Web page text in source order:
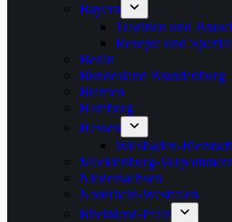
Bayern
Tradition und
Rezepte und
Berlin
Bundesland Brandenburg
Bremen
Hamburg
Hessen
Wiesbaden-Bierstadt
Mecklenburg-Vorpommern
Niedersachsen
Nordrhein-Westfalen
Rheinland-Pfalz